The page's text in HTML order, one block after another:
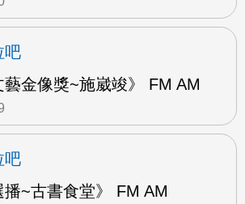
吧
藝金像獎~施崴竣》 FM AM
吧
播~古書食堂》 FM AM